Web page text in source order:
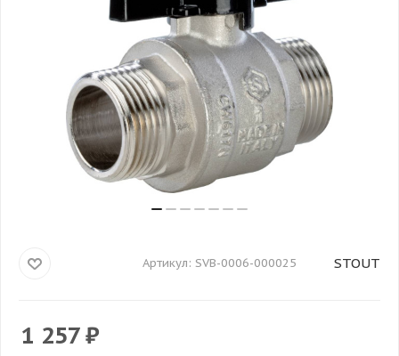
Артикул: SVB-0006-000025 STOUT
1 257₽